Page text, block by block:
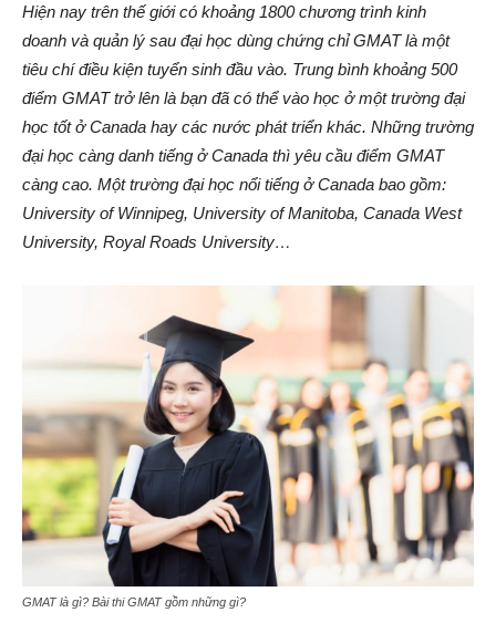
Hiện nay trên thế giới có khoảng 1800 chương trình kinh
doanh và quản lý sau đại học dùng chứng chỉ GMAT là một
tiêu chí điều kiện tuyển sinh đầu vào. Trung bình khoảng 500
điểm GMAT trở lên là bạn đã có thể vào học ở một trường đại
học tốt ở Canada hay các nước phát triển khác. Những trường
đại học càng danh tiếng ở Canada thì yêu cầu điểm GMAT
càng cao. Một trường đại học nổi tiếng ở Canada bao gồm:
University of Winnipeg, University of Manitoba, Canada West
University, Royal Roads University…
GMAT là gì? Bài thi GMAT gồm những gì?